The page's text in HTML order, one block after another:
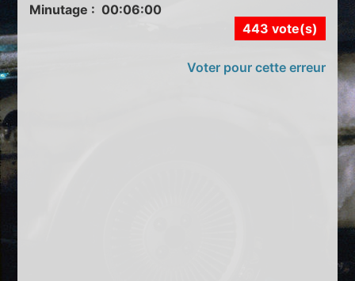
Minutage : 00:06:00
443 vote(s)
Voter pour cette erreur